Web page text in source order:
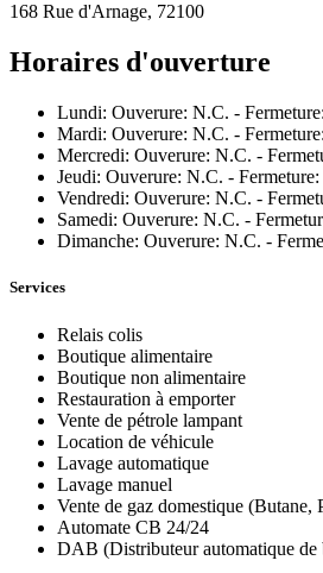
168 Rue d'Arnage, 72100
Horaires d'ouverture
Lundi: Ouverure: N.C. -
Mardi: Ouverure: N.C. -
Mercredi: Ouverure: N.C. -
Jeudi: Ouverure: N.C. -
Vendredi: Ouverure: N.C. -
Samedi: Ouverure: N.C. -
Dimanche: Ouverure: N.C. -
Services
Relais colis
Boutique alimentaire
Boutique non alimentaire
Restauration à emporter
Vente de pétrole lampant
Location de véhicule
Lavage automatique
Lavage manuel
Vente de gaz domestique (Butane,
Automate CB 24/24
DAB (Distributeur automatique de